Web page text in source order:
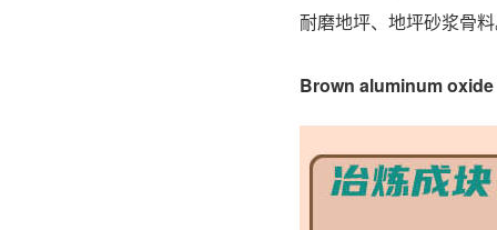
耐磨地坪、地坪砂浆骨
Brown aluminum